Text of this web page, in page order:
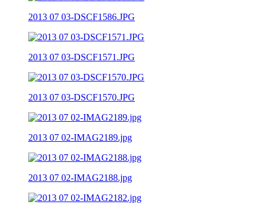
2013 07 03-DSCF1586.JPG
2013 07 03-DSCF1571.JPG
2013 07 03-DSCF1570.JPG
2013 07 02-IMAG2189.jpg
2013 07 02-IMAG2188.jpg